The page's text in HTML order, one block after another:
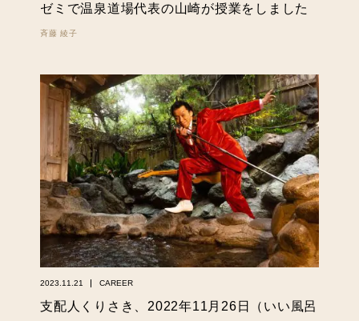
ゼミで温泉道場代表の山崎が授業をしました
斉藤 綾子
2023.11.21 CAREER
支配人くりさき、2022年11月26日（いい風呂